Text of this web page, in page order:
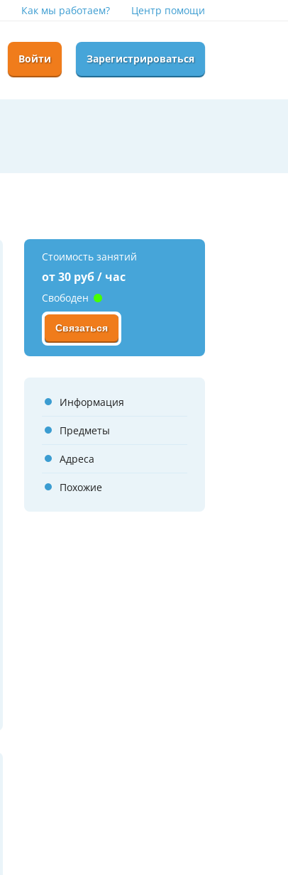
Как мы работаем? Центр помощи
Войти Зарегистрироваться
Стоимость занятий
от 30 руб / час
Свободен
Связаться
Информация
Предметы
Адреса
Похожие